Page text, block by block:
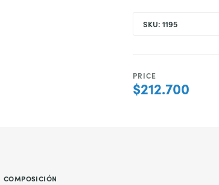
SKU: 1195
PRICE
$212.700
COMPOSICIÓN